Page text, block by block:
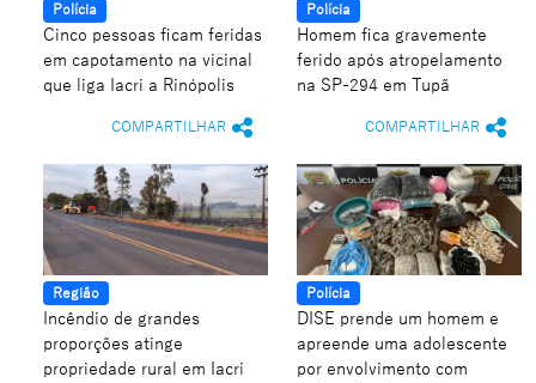
Polícia
Cinco pessoas ficam feridas
em capotamento na vicinal
que liga Iacri a Rinópolis
COMPARTILHAR
Polícia
Homem fica gravemente
ferido após atropelamento
na SP-294 em Tupã
COMPARTILHAR
Região
Incêndio de grandes
proporções atinge
propriedade rural em Iacri
Polícia
DISE prende um homem e
apreende uma adolescente
por envolvimento com